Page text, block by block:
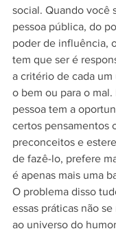
social. Quando você
pessoa pública, do
poder de influência,
tem que ser é
a critério de cada um
o bem ou para o mal.
pessoa tem a
certos pensamentos
preconceitos e
de fazê-lo, prefere
é apenas mais uma
O problema disso
essas práticas não
ao universo do